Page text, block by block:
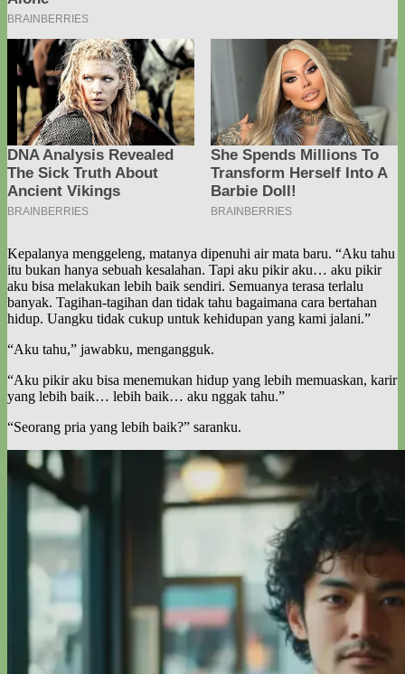
Kepalanya menggeleng, matanya dipenuhi air mata baru. “Aku tahu
itu bukan hanya sebuah kesalahan. Tapi aku pikir aku… aku pikir
aku bisa melakukan lebih baik sendiri. Semuanya terasa terlalu
banyak. Tagihan-tagihan dan tidak tahu bagaimana cara bertahan
hidup. Uangku tidak cukup untuk kehidupan yang kami jalani.”
“Aku tahu,” jawabku, mengangguk.
“Aku pikir aku bisa menemukan hidup yang lebih memuaskan, karir
yang lebih baik… lebih baik… aku nggak tahu.”
“Seorang pria yang lebih baik?” saranku.